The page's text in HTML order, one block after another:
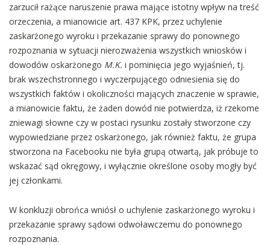
zarzucił rażące naruszenie prawa mające istotny wpływ na treść
orzeczenia, a mianowicie art. 437 KPK, przez uchylenie
zaskarżonego wyroku i przekazanie sprawy do ponownego
rozpoznania w sytuacji nierozważenia wszystkich wniosków i
dowodów oskarżonego M.K. i pominięcia jego wyjaśnień, tj.
brak wszechstronnego i wyczerpującego odniesienia się do
wszystkich faktów i okoliczności mających znaczenie w sprawie,
a mianowicie faktu, że żaden dowód nie potwierdza, iż rzekome
zniewagi słowne czy w postaci rysunku zostały stworzone czy
wypowiedziane przez oskarżonego, jak również faktu, że grupa
stworzona na Facebooku nie była grupą otwartą, jak próbuje to
wskazać sąd okręgowy, i wyłącznie określone osoby mogły być
jej członkami.
W konkluzji obrońca wniósł o uchylenie zaskarżonego wyroku i
przekazanie sprawy sądowi odwoławczemu do ponownego
rozpoznania.